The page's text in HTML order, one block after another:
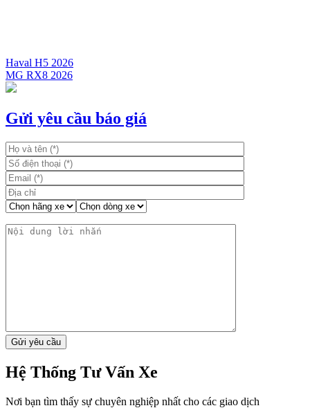
Điều
hướng
bài
Haval H5 2026
MG RX8 2026
Gửi yêu cầu báo giá
Hệ Thống Tư Vấn Xe
Nơi bạn tìm thấy sự chuyên nghiệp nhất cho các giao dịch